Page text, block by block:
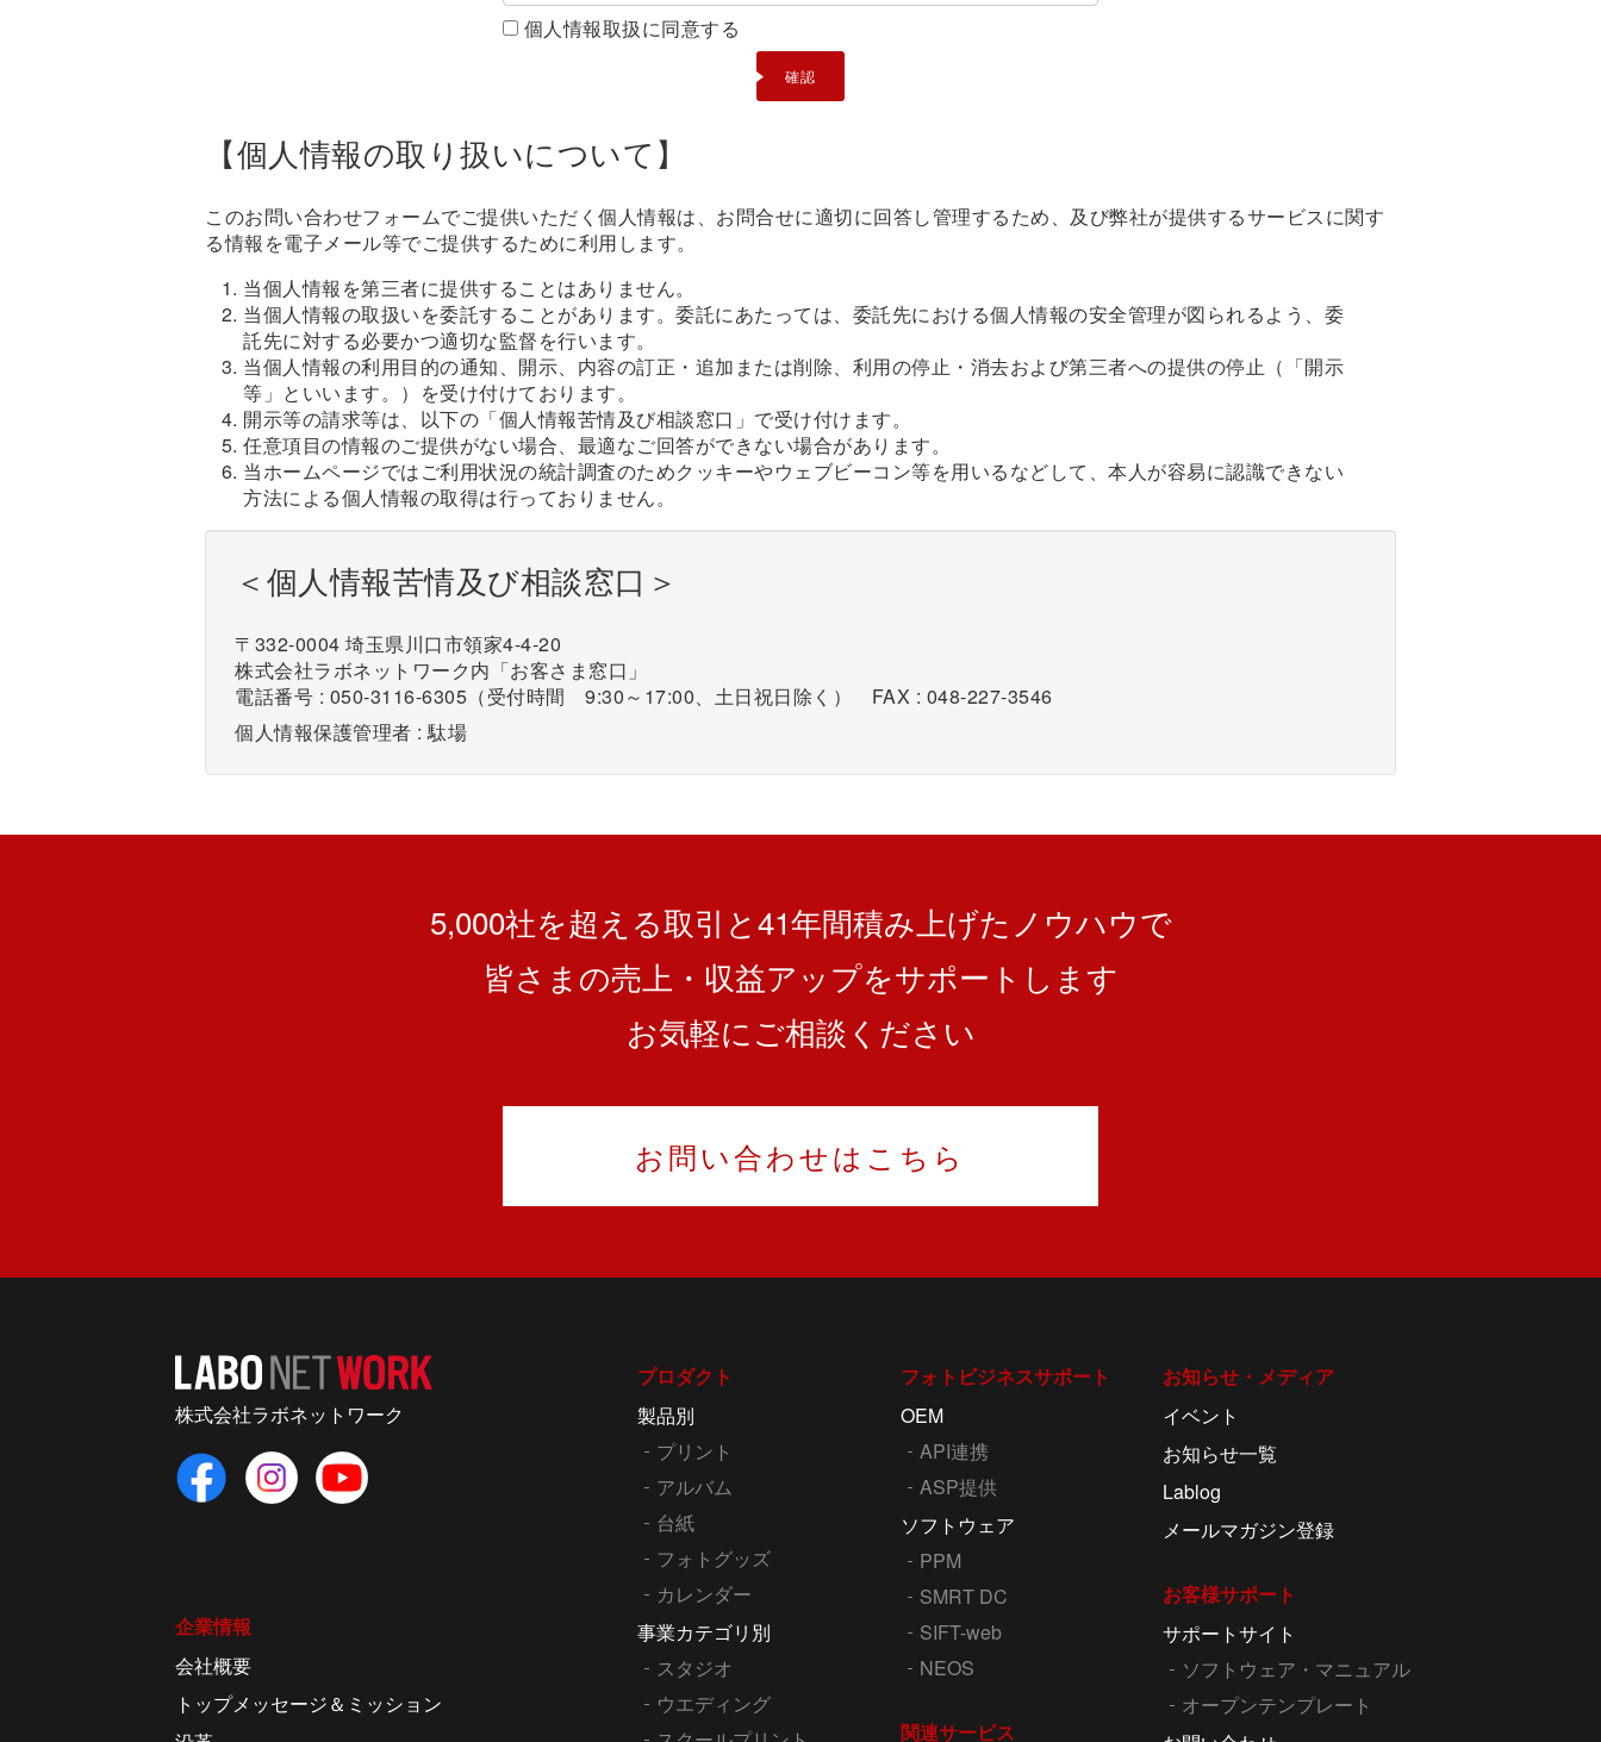
個人情報取扱に同意する
【個人情報の取り扱いについて】
このお問い合わせフォームでご提供いただく個人情報は、お問合せに適切に回答し管理するため、及び弊社が提供するサービスに関す
る情報を電子メール等でご提供するために利用します。
当個人情報を第三者に提供することはありません。
当個人情報の取扱いを委託することがあります。委託にあたっては、委託先における個人情報の安全管理が図られるよう、委
託先に対する必要かつ適切な監督を行います。
当個人情報の利用目的の通知、開示、内容の訂正・追加または削除、利用の停止・消去および第三者への提供の停止（「開示
等」といいます。）を受け付けております。
開示等の請求等は、以下の「個人情報苦情及び相談窓口」で受け付けます。
任意項目の情報のご提供がない場合、最適なご回答ができない場合があります。
当ホームページではご利用状況の統計調査のためクッキーやウェブビーコン等を用いるなどして、本人が容易に認識できない
方法による個人情報の取得は行っておりません。
＜個人情報苦情及び相談窓口＞
〒332-0004 埼玉県川口市領家4-4-20
株式会社ラボネットワーク内「お客さま窓口」
電話番号 : 050-3116-6305（受付時間 9:30～17:00、土日祝日除く） FAX : 048-227-3546
個人情報保護管理者 : 駄場
5,000社を超える取引と41年間積み上げたノウハウで
皆さまの売上・収益アップをサポートします
お気軽にご相談ください
お問い合わせはこちら
株式会社ラボネットワーク
企業情報
会社概要
トップメッセージ＆ミッション
プロダクト
製品別
プリント
アルバム
台紙
フォトグッズ
カレンダー
事業カテゴリ別
スタジオ
ウエディング
フォトビジネスサポート
OEM
API連携
ASP提供
ソフトウェア
PPM
SMRT DC
SIFT-web
NEOS
関連サービス
お知らせ・メディア
イベント
お知らせ一覧
Lablog
メールマガジン登録
お客様サポート
サポートサイト
ソフトウェア・マニュアル
オープンテンプレート